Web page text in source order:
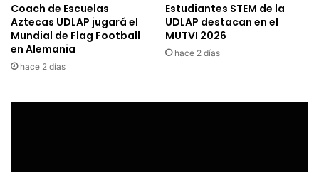
Coach de Escuelas
Aztecas UDLAP jugará el
Mundial de Flag Football
en Alemania
hace 2 días
Estudiantes STEM de la
UDLAP destacan en el
MUTVI 2026
hace 2 días